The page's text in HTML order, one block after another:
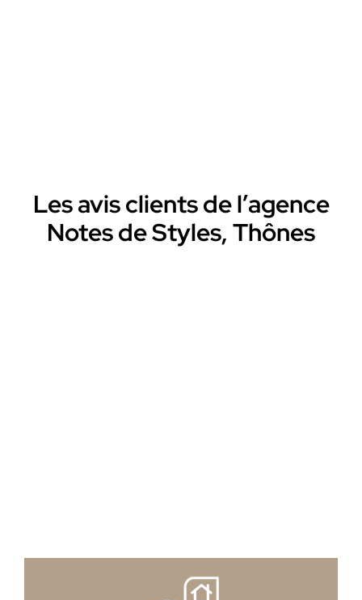
Les avis clients de l’agence
Notes de Styles, Thônes